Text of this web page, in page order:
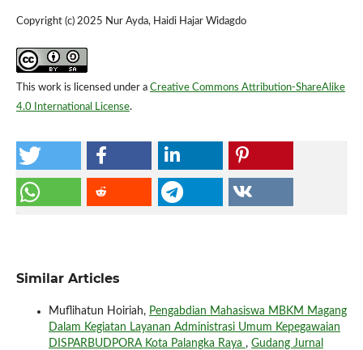
Copyright (c) 2025 Nur Ayda, Haidi Hajar Widagdo
This work is licensed under a Creative Commons Attribution-ShareAlike
4.0 International License.
Similar Articles
Muflihatun Hoiriah, Pengabdian Mahasiswa MBKM Magang
Dalam Kegiatan Layanan Administrasi Umum Kepegawaian
DISPARBUDPORA Kota Palangka Raya , Gudang Jurnal